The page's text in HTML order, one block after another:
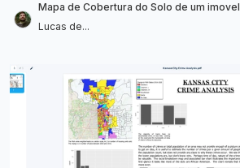
Mapa de Cobertura do Solo de um imovel
Lucas de...